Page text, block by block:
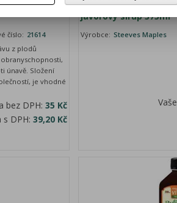
číslo: 21614
z plodů
únavě. Složení
je vhodné
bez DPH:35 Kč
s DPH:39,20 Kč
javorový sirup 375ml
Výrobce: Steeves Maples